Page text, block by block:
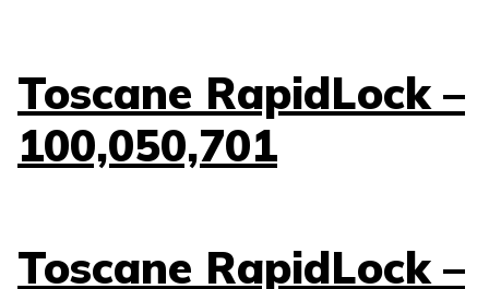
Toscane RapidLock –
100,050,701
Toscane RapidLock –